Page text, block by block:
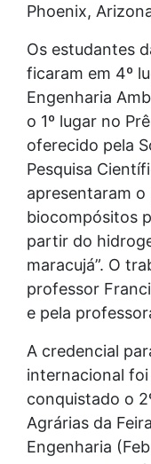
Phoenix,
Os estudantes
ficaram em 4º
Engenharia
o 1º lugar no
oferecido pela
Pesquisa
apresentaram o
biocompósitos
partir do
maracujá”. O
professor
e pela
A credencial
internacional
conquistado o
Agrárias da
Engenharia